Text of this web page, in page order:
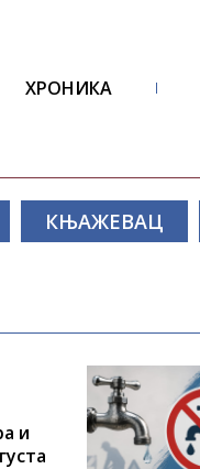
ХРОНИКА
КЊАЖЕВАЦ
и